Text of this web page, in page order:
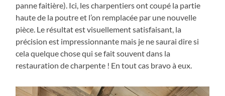
panne faitière). Ici, les charpentiers ont coupé la partie
haute de la poutre et l’on remplacée par une nouvelle
pièce. Le résultat est visuellement satisfaisant, la
précision est impressionnante mais je ne saurai dire si
cela quelque chose qui se fait souvent dans la
restauration de charpente ! En tout cas bravo à eux.